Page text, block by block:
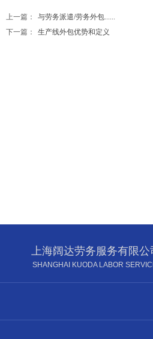
上一篇：
与劳务派遣/劳务外包......
下一篇：
生产线外包优势和定义
SHANGHAI KUODA LABOR
上海阔达劳务服务有限公